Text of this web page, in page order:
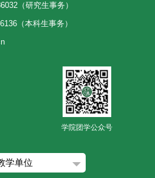
（研究生事务）
（本科生事务）
学院团学公众号
学单位